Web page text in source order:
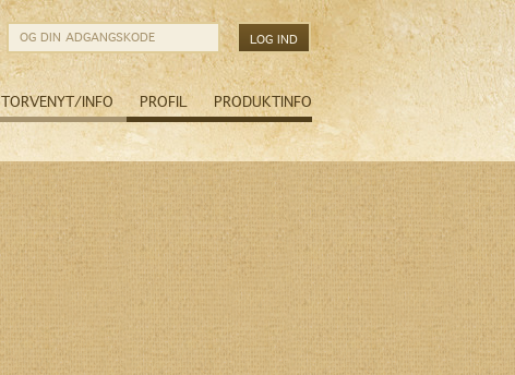
TORVENYT/INFO PROFIL PRODUKTINFO